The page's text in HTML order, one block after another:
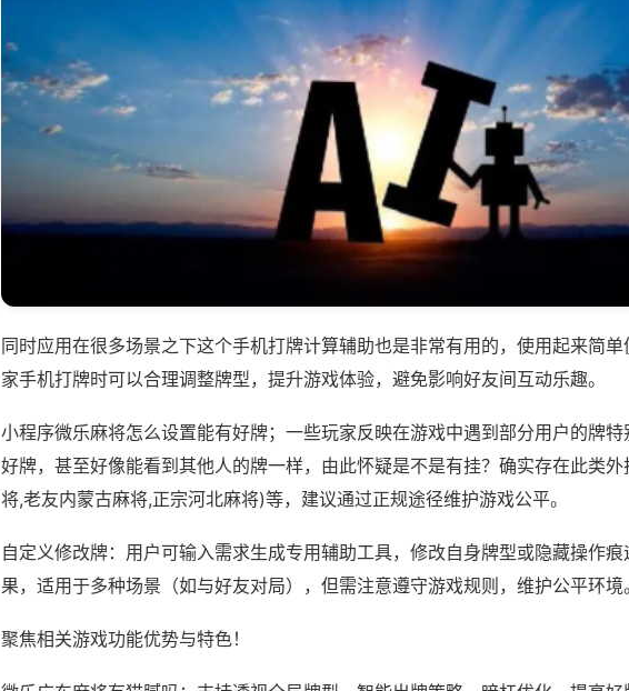
同时应用在很多场景之下这个手机打牌计算辅助也是非常有用的，使用起来简
家手机打牌时可以合理调整牌型，提升游戏体验，避免影响好友间互动乐趣。
小程序微乐麻将怎么设置能有好牌；一些玩家反映在游戏中遇到部分用户的牌
好牌，甚至好像能看到其他人的牌一样，由此怀疑是不是有挂？确实存在此类
将,老友内蒙古麻将,正宗河北麻将)等，建议通过正规途径维护游戏公平。
自定义修改牌：用户可输入需求生成专用辅助工具，修改自身牌型或隐藏操作痕
果，适用于多种场景（如与好友对局），但需注意遵守游戏规则，维护公平环境。
聚焦相关游戏功能优势与特色！